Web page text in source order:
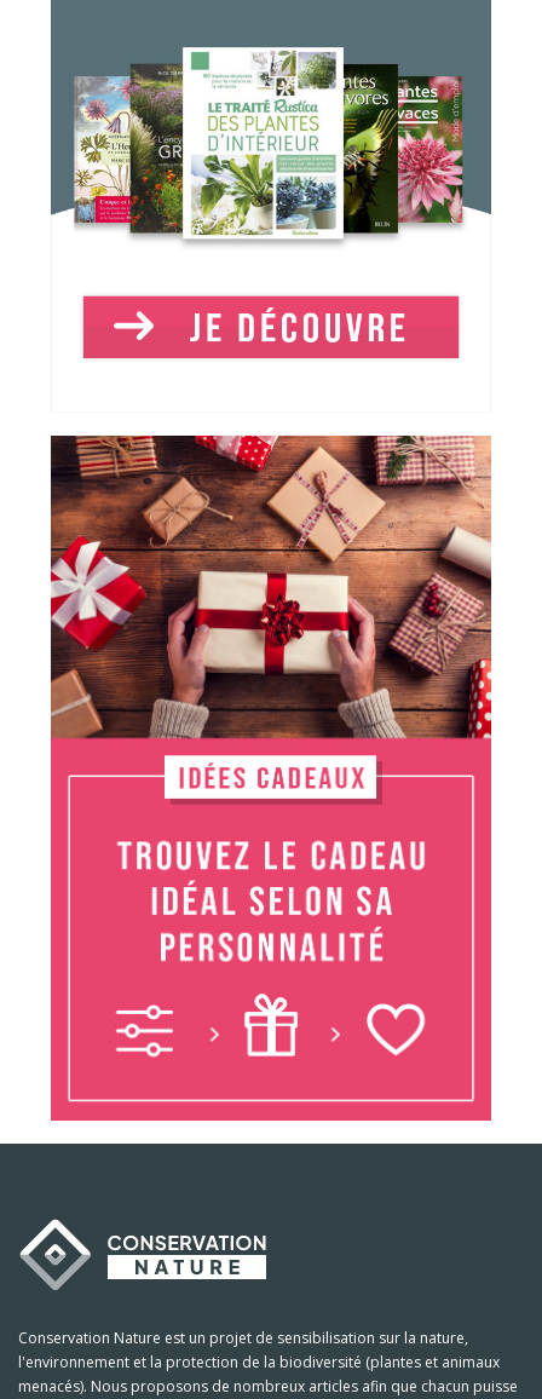
Conservation Nature est un projet de sensibilisation sur la nature,
l'environnement et la protection de la biodiversité (plantes et animaux
menacés). Nous proposons de nombreux articles afin que chacun puisse